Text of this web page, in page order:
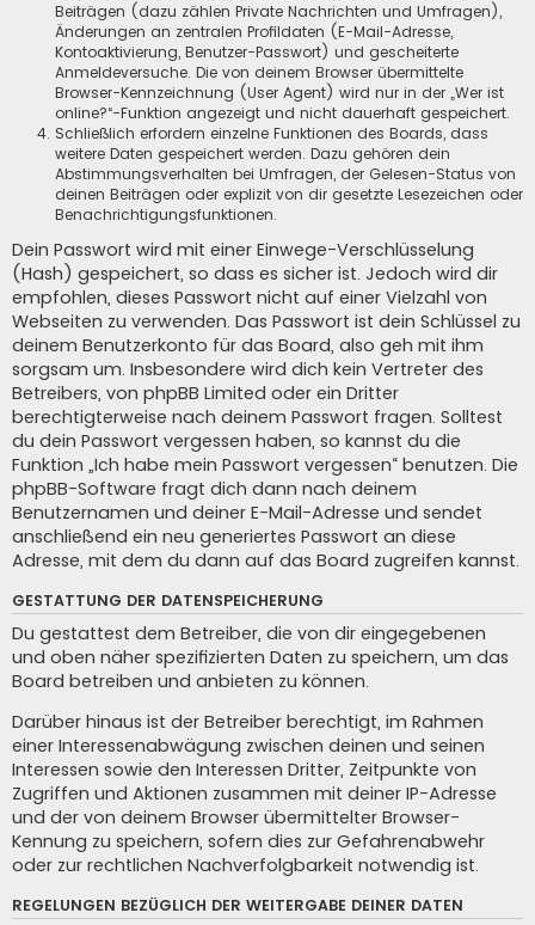
Beiträgen (dazu zählen Private Nachrichten und Umfragen),
Änderungen an zentralen Profildaten (E-Mail-Adresse,
Kontoaktivierung, Benutzer-Passwort) und gescheiterte
Anmeldeversuche. Die von deinem Browser übermittelte
Browser-Kennzeichnung (User Agent) wird nur in der „Wer ist
online?“-Funktion angezeigt und nicht dauerhaft gespeichert.
Schließlich erfordern einzelne Funktionen des Boards, dass
weitere Daten gespeichert werden. Dazu gehören dein
Abstimmungsverhalten bei Umfragen, der Gelesen-Status von
deinen Beiträgen oder explizit von dir gesetzte Lesezeichen oder
Benachrichtigungsfunktionen.
Dein Passwort wird mit einer Einwege-Verschlüsselung
(Hash) gespeichert, so dass es sicher ist. Jedoch wird dir
empfohlen, dieses Passwort nicht auf einer Vielzahl von
Webseiten zu verwenden. Das Passwort ist dein Schlüssel zu
deinem Benutzerkonto für das Board, also geh mit ihm
sorgsam um. Insbesondere wird dich kein Vertreter des
Betreibers, von phpBB Limited oder ein Dritter
berechtigterweise nach deinem Passwort fragen. Solltest
du dein Passwort vergessen haben, so kannst du die
Funktion „Ich habe mein Passwort vergessen“ benutzen. Die
phpBB-Software fragt dich dann nach deinem
Benutzernamen und deiner E-Mail-Adresse und sendet
anschließend ein neu generiertes Passwort an diese
Adresse, mit dem du dann auf das Board zugreifen kannst.
GESTATTUNG DER DATENSPEICHERUNG
Du gestattest dem Betreiber, die von dir eingegebenen
und oben näher spezifizierten Daten zu speichern, um das
Board betreiben und anbieten zu können.
Darüber hinaus ist der Betreiber berechtigt, im Rahmen
einer Interessenabwägung zwischen deinen und seinen
Interessen sowie den Interessen Dritter, Zeitpunkte von
Zugriffen und Aktionen zusammen mit deiner IP-Adresse
und der von deinem Browser übermittelter Browser-
Kennung zu speichern, sofern dies zur Gefahrenabwehr
oder zur rechtlichen Nachverfolgbarkeit notwendig ist.
REGELUNGEN BEZÜGLICH DER WEITERGABE DEINER DATEN